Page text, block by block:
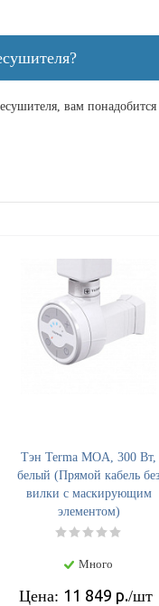
вам
Тэн Terma MOA, 300 Вт,
белый (Прямой кабель без
вилки с маскирующим
элементом)
Много
Цена: 11 849 р./шт